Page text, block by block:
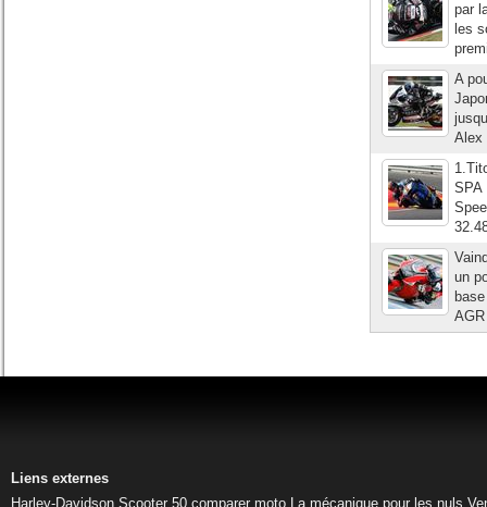
par
les
A
Alex
SPA
un
Liens externes
Harley-Davidson Scooter 50 comparer moto La mécanique pour les nuls